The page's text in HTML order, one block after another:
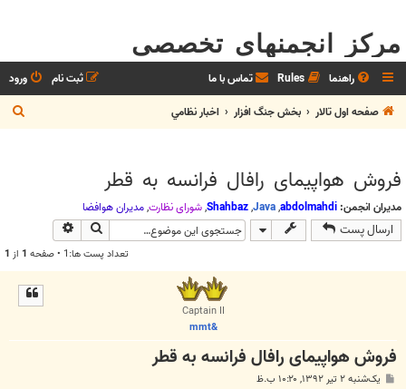
مرکز انجمنهای تخصصی
راهنما Rules تماس با ما ورود
ثبت نام
صفحه اول تالار
بخش جنگ افزار اخبار نظامي
س
فروش هواپیمای رافال فرانسه به قطر
مدیران انجمن: abdolmahdi
,
Java
,
Shahbaz
,شوراي نظارت,مديران هوافضا
ارسال پست جستجو
تعداد پست ها:1 • صفحه 1 از 1
Captain II
&mmt
فروش هواپیمای رافال فرانسه به قطر
یک‌شنبه ۲ تیر ۱۳۹۲, ۱۰:۲۰ ب.ظ